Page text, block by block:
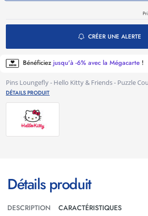
CRÉER UNE ALERTE
Bénéficiez jusqu'à -6% avec la Mégacarte !
Pins Loungefly - Hello Kitty & Friends - Puzzle
DÉTAILS PRODUIT
Détails produit
DESCRIPTION CARACTÉRISTIQUES